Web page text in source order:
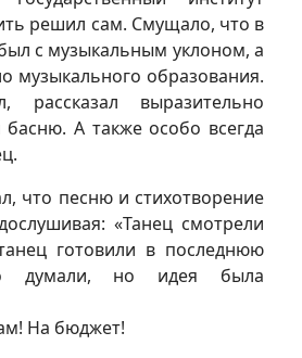
решил сам. Смущало, что в
с музыкальным уклоном, а
музыкального образования.
выразительно
басню. А также особо всегда
что песню и стихотворение
«Танец смотрели
готовили в последнюю
думали, но идея была
На бюджет!